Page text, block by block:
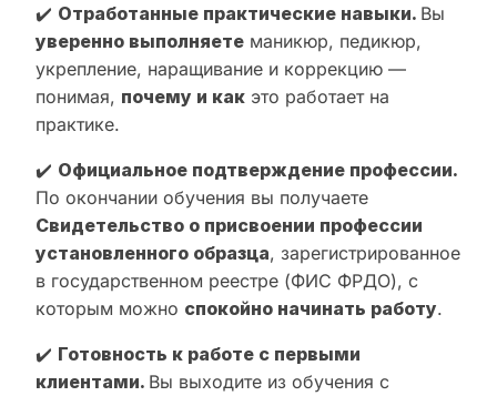
✔️ Отработанные практические навыки. Вы
уверенно выполняете маникюр, педикюр,
укрепление, наращивание и коррекцию —
понимая, почему и как это работает на
практике.
✔️ Официальное подтверждение профессии.
По окончании обучения вы получаете
Свидетельство о присвоении профессии
установленного образца, зарегистрированное
в государственном реестре (ФИС ФРДО), с
которым можно спокойно начинать работу.
✔️ Готовность к работе с первыми
клиентами. Вы выходите из обучения с